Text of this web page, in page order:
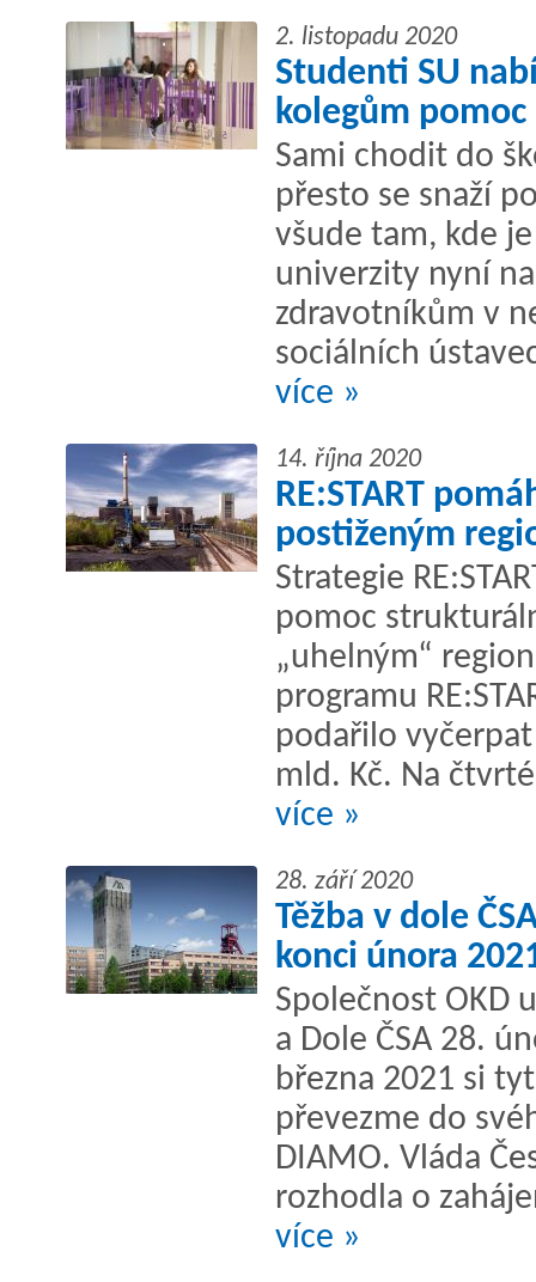
2. listopadu 2020
Studenti SU
kolegům
Sami chodit do
přesto se snaží
všude tam, kde
univerzity nyní
zdravotníkům v
sociálních
více »
14. října 2020
RE:START
postiženým
Strategie
pomoc
„uhelným“
programu
podařilo
mld. Kč. Na
více »
28. září 2020
Těžba v dole
konci února
Společnost OKD
a Dole ČSA 28.
března 2021 si
převezme do
DIAMO. Vláda
rozhodla o
více »